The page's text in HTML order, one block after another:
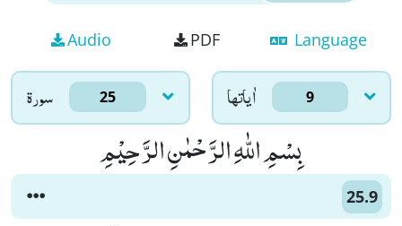
Audio PDF Language
سورۃ 25 اٰياتها 9
بِسْمِ اللّٰهِ الرَّحْمٰنِ الرَّحِیْمِ
25.9